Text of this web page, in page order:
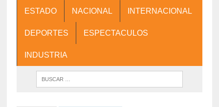
ESTADO NACIONAL INTERNACIONAL
DEPORTES ESPECTACULOS
INDUSTRIA